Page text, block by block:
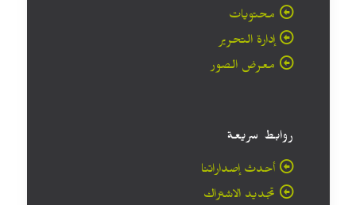
محتويات
إدارة التحرير
معرض الصور
روابط سريعة
أحدث إصداراتنا
تجديد الاشتراك